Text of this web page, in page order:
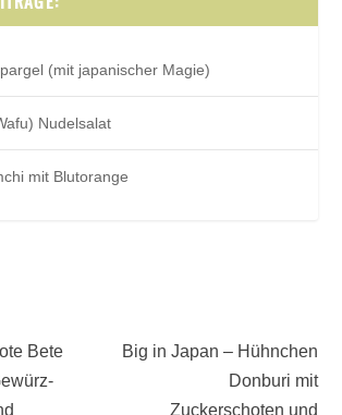
(mit japanischer Magie)
Nudelsalat
mit Blutorange
Bete
Big in Japan – Hühnchen
Donburi mit
Zuckerschoten und